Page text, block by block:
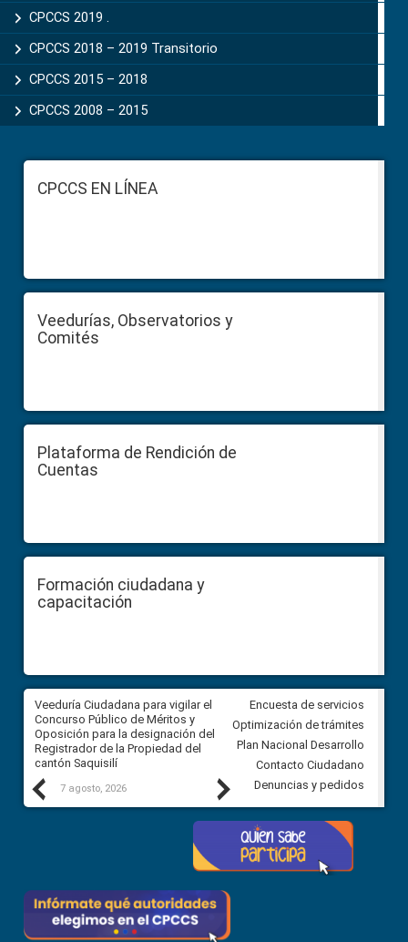
CPCCS 2019 .
CPCCS 2018 – 2019 Transitorio
CPCCS 2015 – 2018
CPCCS 2008 – 2015
FooterCPCCS EN LÍNEA
Veedurías, Observatorios y
Comités
Plataforma de Rendición de
Cuentas
Formación ciudadana y
capacitación
Previous
Veeduría Ciudadana para vigilar el
Concurso Público de Méritos y
Oposición para la designación del
Registrador de la Propiedad del
cantón Saquisilí
7 agosto, 2026
Veeduría Ciudadana para
construcción del asfaltado de
Ballenita del cantón Santa
7 agosto, 2026
Next
Encuesta de servicios
Optimización de trámites
Plan Nacional Desarrollo
Contacto Ciudadano
Denuncias y pedidos